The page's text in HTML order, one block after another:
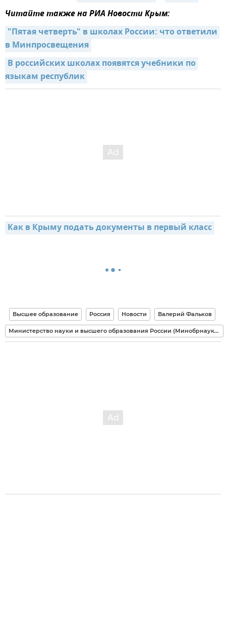
Читайте также на РИА Новости Крым:
"Пятая четверть" в школах России: что ответили
в Минпросвещения
В российских школах появятся учебники по
языкам республик
Как в Крыму подать документы в первый класс
Высшее образование Россия Новости Валерий Фальков
Министерство науки и высшего образования России (Минобрнауки РФ)